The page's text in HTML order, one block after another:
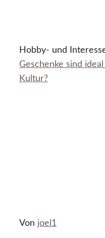
Hobby- und
Geschenke sind
Kultur?
Von joel1